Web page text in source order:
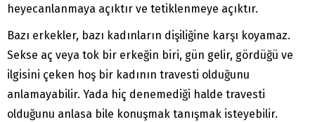
heyecanlanmaya açıktır ve tetiklenmeye açıktır.
Bazı erkekler, bazı kadınların dişiliğine karşı koyamaz.
Sekse aç veya tok bir erkeğin biri, gün gelir, gördüğü ve
ilgisini çeken hoş bir kadının travesti olduğunu
anlamayabilir. Yada hiç denemediği halde travesti
olduğunu anlasa bile konuşmak tanışmak isteyebilir.